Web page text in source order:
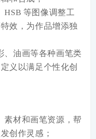
HSB 等图像调整工
效，为作品增添独
、油画等各种画笔类
义以满足个性化创
素材和画笔资源，帮
创作灵感；